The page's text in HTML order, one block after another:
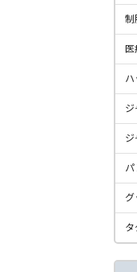
制
医
ハ
ジ
ジ
パ
グ
タ